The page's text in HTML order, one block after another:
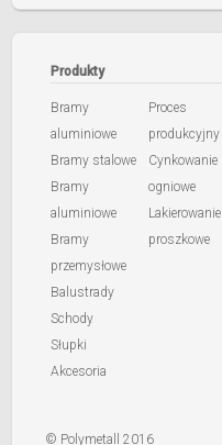
Produkty
Bramy
aluminiowe
Bramy stalowe
Bramy
aluminiowe
Bramy
przemysłowe
Balustrady
Schody
Słupki
Akcesoria
Proces
produkcyjny
Cynkowanie
ogniowe
Lakierowanie
proszkowe
© Polymetall 2016